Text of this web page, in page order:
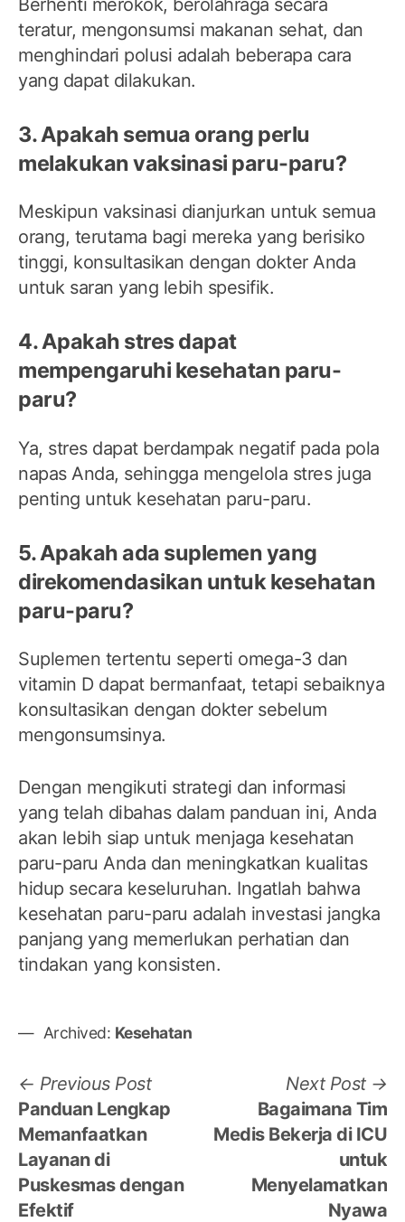
teratur, mengonsumsi makanan sehat, dan
menghindari polusi adalah beberapa cara
yang dapat dilakukan.
3. Apakah semua orang perlu
melakukan vaksinasi paru-paru?
Meskipun vaksinasi dianjurkan untuk semua
orang, terutama bagi mereka yang berisiko
tinggi, konsultasikan dengan dokter Anda
untuk saran yang lebih spesifik.
4. Apakah stres dapat
mempengaruhi kesehatan paru-
paru?
Ya, stres dapat berdampak negatif pada pola
napas Anda, sehingga mengelola stres juga
penting untuk kesehatan paru-paru.
5. Apakah ada suplemen yang
direkomendasikan untuk kesehatan
paru-paru?
Suplemen tertentu seperti omega-3 dan
vitamin D dapat bermanfaat, tetapi sebaiknya
konsultasikan dengan dokter sebelum
mengonsumsinya.
Dengan mengikuti strategi dan informasi
yang telah dibahas dalam panduan ini, Anda
akan lebih siap untuk menjaga kesehatan
paru-paru Anda dan meningkatkan kualitas
hidup secara keseluruhan. Ingatlah bahwa
kesehatan paru-paru adalah investasi jangka
panjang yang memerlukan perhatian dan
tindakan yang konsisten.
Archived: Kesehatan
Post
navigation
Previous PostPrevious
post:
Panduan Lengkap
Memanfaatkan
Layanan di
Puskesmas dengan
Efektif
Next Post
Bagaimana Tim
Medis Bekerja di ICU
untuk
Menyelamatkan
Nyawa